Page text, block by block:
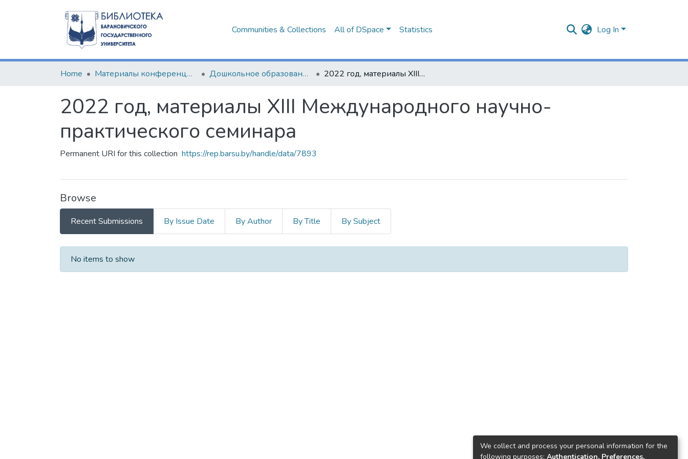
Communities & Collections All of DSpace Statistics Log In
Home Материалы конференций и семинаров Дошкольное образование: опыт, проблемы, перспективы 2022 год, материалы XIII Международного научно-практического семинара
2022 год, материалы XIII Международного научно-
практического семинара
Permanent URI for this collection https://rep.barsu.by/handle/data/7893
Browse
Recent Submissions By Issue Date By Author By Title By Subject
Recent Submissions
No items to show
We collect and process your personal information for the
following purposes: Authentication, Preferences,